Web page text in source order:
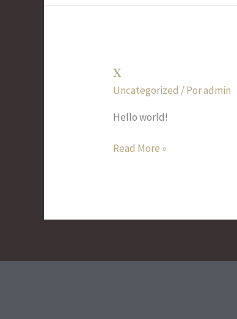
x
Uncategorized / Poradmin
Hello world!
x
Read More »